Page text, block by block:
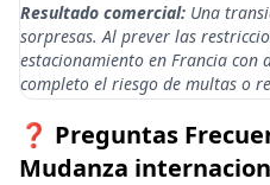
Resultado comercial: Una
sorpresas. Al prever las
estacionamiento en Francia con
completo el riesgo de multas o
❓ Preguntas
Mudanza